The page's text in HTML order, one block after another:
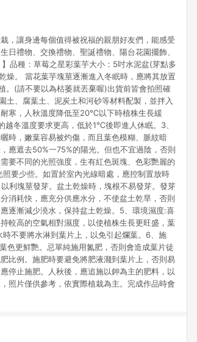
，讓身邊每個值得被祝福的親朋好友們，能感受
日禮物、交換禮物、聖誕禮物、陽台花園擺飾、
品種：草莓之星彩葉芋大小：5吋水泥盆(芽點多
燥。 當花葉芋塊莖逐漸進入冬眠時，應將其放置
。(請不要以為枯萎就丟棄喔)出貨前皆會拍照確
土、腐葉土、泥炭土和河砂等材料配製，並拌入
寒，人秋溫度降低至20℃以下時植株生長緩
冬溫度要求更高，低於1℃後即進人休眠。3、
時，嫩葉容易被灼傷，而且葉色模糊、脈紋暗
應遮去50%一75%的陽光。但也不宜過陰，否則
要不同的光照強度，生有紅色斑塊、色彩艷麗的
要少些。如置於室內光線暗處，應控制置放時
利塊莖發芽。盆土乾燥時，塊根不易發芽。發芽
消耗快，應充分供應水分，不使盆土乾旱，否則
逐漸減少澆水，保持盆土乾燥。5、環境濕度:喜
較高的空氣相對濕度，以使植株生長更旺盛，葉
不要將水淋到葉片上，以免引起爛葉。6、施
色更鮮艷。忌單純施用氮肥，否則會造成葉片徒
比例。施肥時要避免將肥液濺到葉片上，否則易
停止施肥。人秋後，應追施以鉀為主的肥料，以
照片僅供參考，依實際植栽為主。完成作品時會